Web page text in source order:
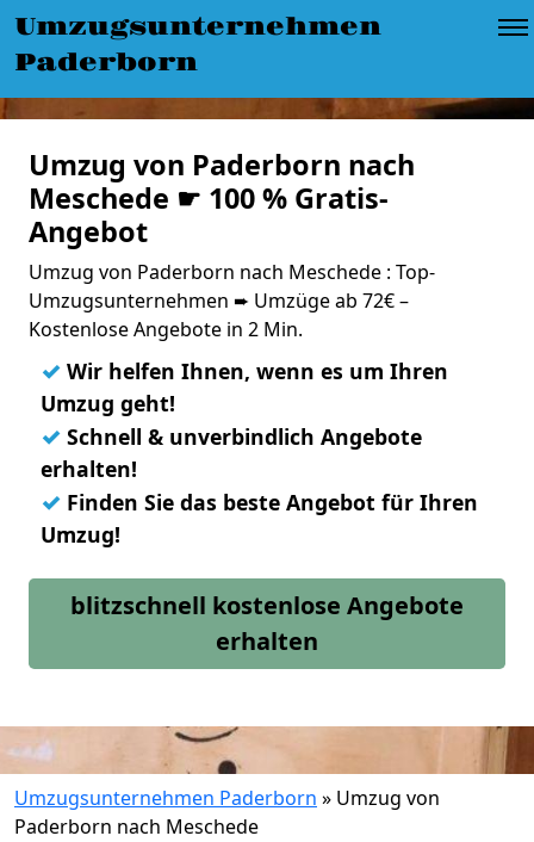
Umzugsunternehmen
Paderborn
Umzug von Paderborn nach
Meschede ☛ 100 % Gratis-
Angebot
Umzug von Paderborn nach Meschede : Top-
Umzugsunternehmen ➨ Umzüge ab 72€ –
Kostenlose Angebote in 2 Min.
✓ Wir helfen Ihnen, wenn es um Ihren
Umzug geht!
✓ Schnell & unverbindlich Angebote
erhalten!
✓ Finden Sie das beste Angebot für Ihren
Umzug!
blitzschnell kostenlose Angebote
erhalten
Umzugsunternehmen Paderborn » Umzug von
Paderborn nach Meschede